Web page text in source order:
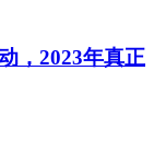
，2023年真正